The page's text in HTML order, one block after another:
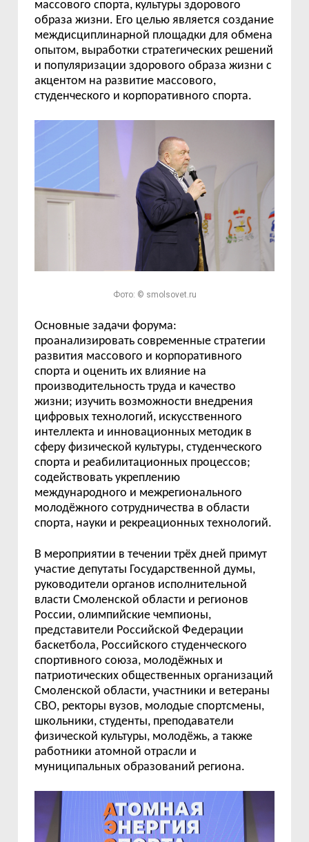
массового спорта, культуры здорового
образа жизни. Его целью является создание
междисциплинарной площадки для обмена
опытом, выработки стратегических решений
и популяризации здорового образа жизни с
акцентом на развитие массового,
студенческого и корпоративного спорта.
Фото: © smolsovet.ru
Основные задачи форума:
проанализировать современные стратегии
развития массового и корпоративного
спорта и оценить их влияние на
производительность труда и качество
жизни; изучить возможности внедрения
цифровых технологий, искусственного
интеллекта и инновационных методик в
сферу физической культуры, студенческого
спорта и реабилитационных процессов;
содействовать укреплению
международного и межрегионального
молодёжного сотрудничества в области
спорта, науки и рекреационных технологий.
В мероприятии в течении трёх дней примут
участие депутаты Государственной думы,
руководители органов исполнительной
власти Смоленской области и регионов
России, олимпийские чемпионы,
представители Российской Федерации
баскетбола, Российского студенческого
спортивного союза, молодёжных и
патриотических общественных организаций
Смоленской области, участники и ветераны
СВО, ректоры вузов, молодые спортсмены,
школьники, студенты, преподаватели
физической культуры, молодёжь, а также
работники атомной отрасли и
муниципальных образований региона.